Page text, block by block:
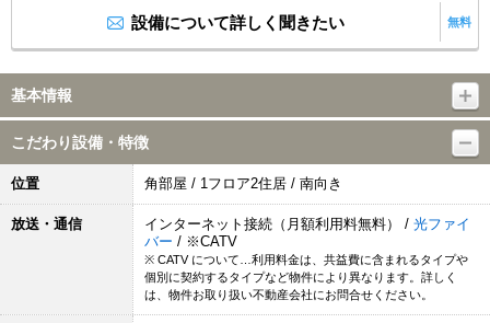
設備について詳しく聞きたい 無料
基本情報
こだわり設備・特徴
位置 角部屋 / 1フロア2住居 / 南向き
放送・通信 インターネット接続（月額利用料無料） / 光ファイ
バー / ※CATV
※ CATV について…利用料金は、共益費に含まれるタイプや
個別に契約するタイプなど物件により異なります。詳しく
は、物件お取り扱い不動産会社にお問合せください。